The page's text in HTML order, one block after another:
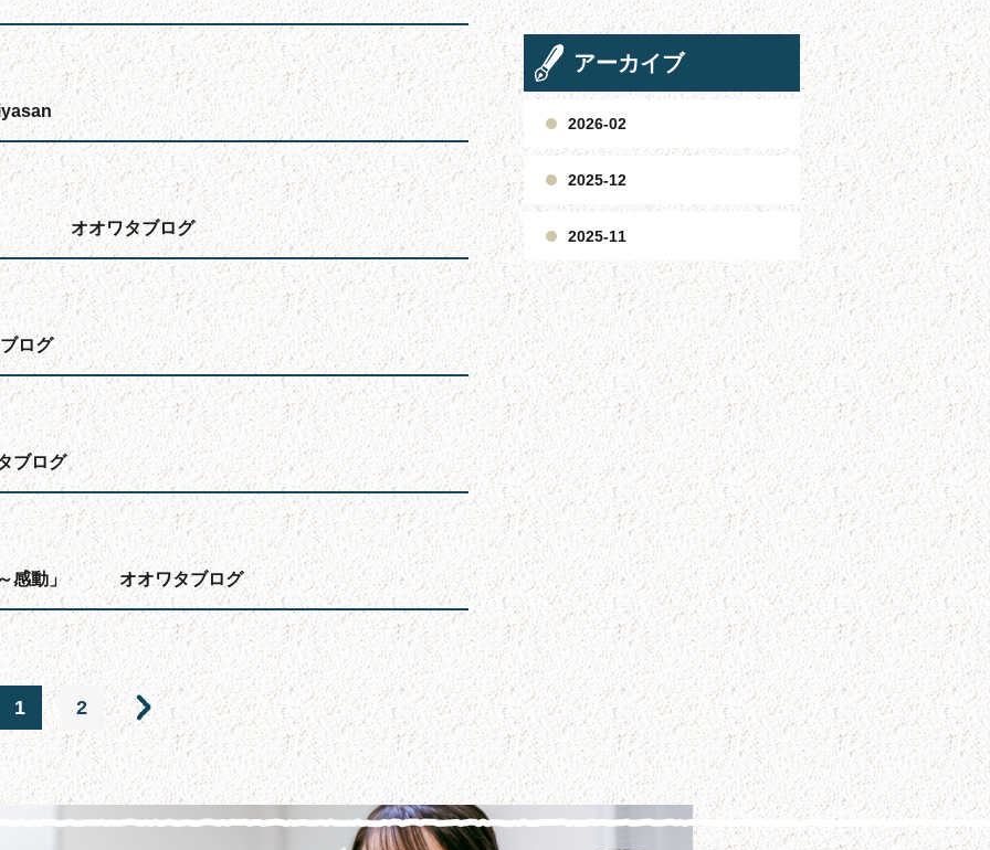
オオワタブログ
グ
ログ
～感動」 オオワタブログ
1 2
アーカイブ
2026-02
2025-12
2025-11